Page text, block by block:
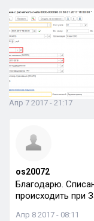
Апр 7 2017 - 21:17
os20072
Благодарю.
происходить при
Апр 8 2017 - 08:11